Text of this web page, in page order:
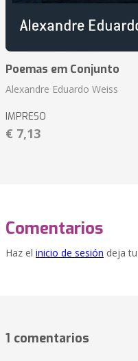
Poemas em Conjunto
Alexandre Eduardo Weiss
IMPRESO
€ 7,13
Comentarios
Haz el inicio de sesión deja
1 comentarios